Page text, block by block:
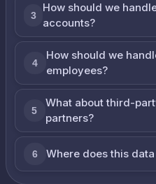
3
How should we
accounts?
4
How should we
employees?
5
What about third-
partners?
6 Where does this